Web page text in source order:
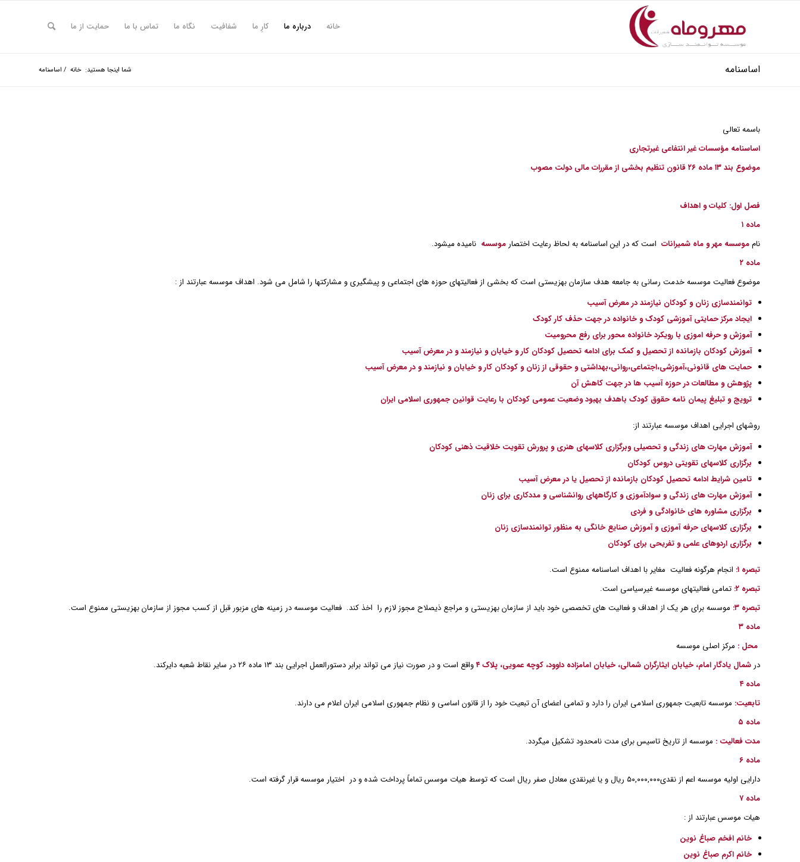
خانه درباره ما کارِ ما شفافیت نگاه ما تماس با ما حمایت از ما
اساسنامه شما اینجا هستید: خانه / اساسنامه
باسمه تعالی
اساسنامه مؤسسات غیر انتفاعی غیرتجاری
موضوع بند ۱۳ ماده ۲۶ قانون تنظیم بخشی از مقررات مالی دولت مصوب
فصل اول: کلیات و اهداف
ماده ۱
نامموسسه مهر و ماه شمیرانات است که در این اساسنامه به لحاظ رعایت اختصارموسسه نامیده میشود.
ماده ۲
موضوع فعالیت موسسه خدمت رسانی به جامعه هدف سازمان بهزیستی است که بخشی از فعالیتهای حوزه های اجتماعی و پیشگیری و مشارکتها را شامل می شود. اهداف موسسه عبارتند از :
توانمندسازی زنان و کودکان نیازمند در معرض آسیب
ایجاد مرکز حمایتی آموزشی کودک و خانواده در جهت حذف کار کودک
آموزش و حرفه اموزی با رویکرد خانواده محور برای رفع محرومیت
آموزش کودکان بازمانده از تحصیل و کمک برای ادامه تحصیل کودکان کار و خیابان و نیازمند و در معرض آسیب
حمایت های قانونی،آموزشی،اجتماعی،روانی،بهداشتی و حقوقی از زنان و کودکان کار و خیابان و نیازمند و در معرض آسیب
پژوهش و مطالعات در حوزه آسیب ها در جهت کاهش آن
ترویج و تبلیغ پیمان نامه حقوق کودک باهدف بهبود وضعیت عمومی کودکان با رعایت قوانین جمهوری اسلامی ایران
روشهای اجرایی اهداف موسسه عبارتند از:
آموزش مهارت های زندگی و تحصیلی وبرگزاری کلاسهای هنری و پرورش تقویت خلاقیت ذهنی کودکان
برگزاری کلاسهای تقویتی دروس کودکان
تامین شرایط ادامه تحصیل کودکان بازمانده از تحصیل یا در معرض آسیب
آموزش مهارت های زندگی و سوادآموزی و کارگاههای روانشناسی و مددکاری برای زنان
برگزاری مشاوره های خانوادگی و فردی
برگزاری کلاسهای حرفه آموزی و آموزش صنایع خانگی به منظور توانمندسازی زنان
برگزاری اردوهای علمی و تفریحی برای کودکان
تبصره ۱:
انجام هرگونه فعالیت مغایر با اهداف اساسنامه ممنوع است.
تبصره ۲:
تمامی فعالیتهای موسسه غیرسیاسی است.
تبصره ۳:
موسسه برای هر یک از اهداف و فعالیت های تخصصی خود باید از سازمان بهزیستی و مراجع ذیصلاح مجوز لازم را اخذ کند. فعالیت موسسه در زمینه های مزبور قبل از کسب مجوز از سازمان بهزیستی ممنوع است.
ماده ۳
محل : مرکز اصلی موسسه
در شمال یادگار امام، خیابان ایثارگران شمالی، خیابان امامزاده داوود، کوچه عمویی، پلاک ۴ واقع است و در صورت نیاز می تواند برابر دستورالعمل اجرایی بند ۱۳ ماده ۲۶ در سایر نقاط شعبه دایرکند.
ماده ۴
تابعیت: موسسه تابعیت جمهوری اسلامی ایران را دارد و تمامی اعضای آن تبعیت خود را از قانون اساسی و نظام جمهوری اسلامی ایران اعلام می دارند.
ماده ۵
مدت فعالیت : موسسه از تاریخ تاسیس برای مدت نامحدود تشکیل میگردد.
ماده ۶
دارایی اولیه موسسه اعم از نقدی۵۰,۰۰۰,۰۰۰ ریال و یا غیرنقدی معادل صفر ریال است که توسط هیات موسس تماماً پرداخت شده و در اختیار موسسه قرار گرفته است.
ماده ۷
هیات موسس عبارتند از :
خانم افخم صباغ نوین
خانم اکرم صباغ نوین